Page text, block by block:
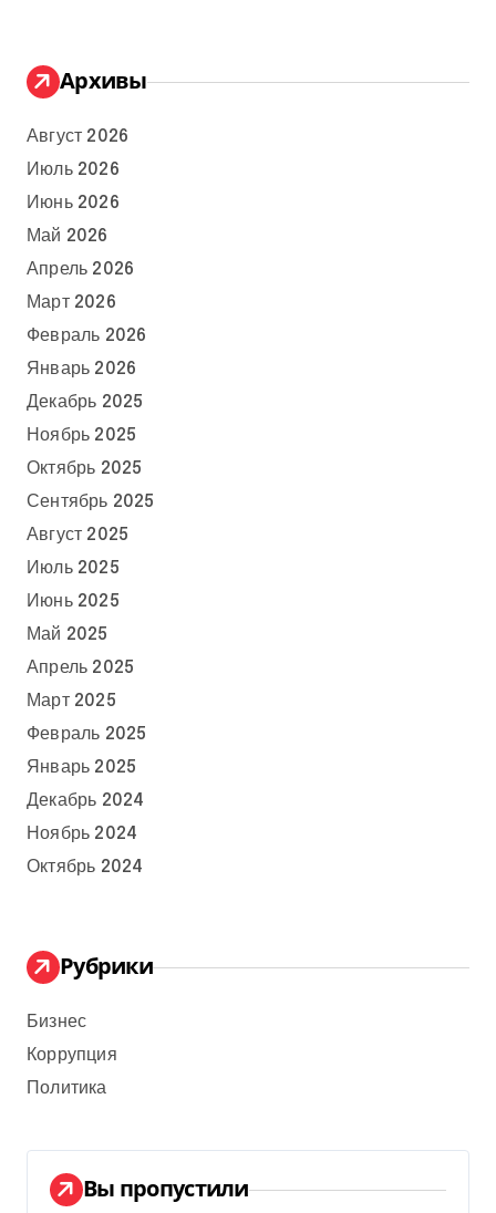
Архивы
Август 2026
Июль 2026
Июнь 2026
Май 2026
Апрель 2026
Март 2026
Февраль 2026
Январь 2026
Декабрь 2025
Ноябрь 2025
Октябрь 2025
Сентябрь 2025
Август 2025
Июль 2025
Июнь 2025
Май 2025
Апрель 2025
Март 2025
Февраль 2025
Январь 2025
Декабрь 2024
Ноябрь 2024
Октябрь 2024
Рубрики
Бизнес
Коррупция
Политика
Вы пропустили